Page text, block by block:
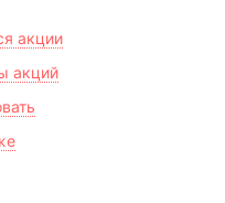
акции
акций